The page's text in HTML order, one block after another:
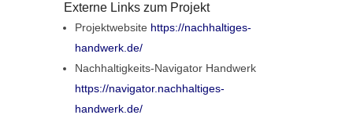
Externe Links zum Projekt
Projektwebsite https://nachhaltiges-
handwerk.de/
Nachhaltigkeits-Navigator Handwerk
https://navigator.nachhaltiges-
handwerk.de/